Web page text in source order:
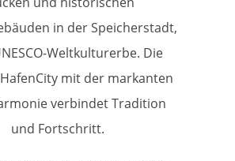
in der Speicherstadt,
Weltkulturerbe. Die
mit der markanten
verbindet Tradition
und Fortschritt.